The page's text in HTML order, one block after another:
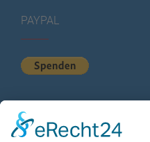
PAYPAL
KURZSTATISTIK